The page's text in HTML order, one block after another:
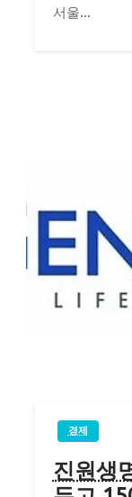
서울...
경제
진원생